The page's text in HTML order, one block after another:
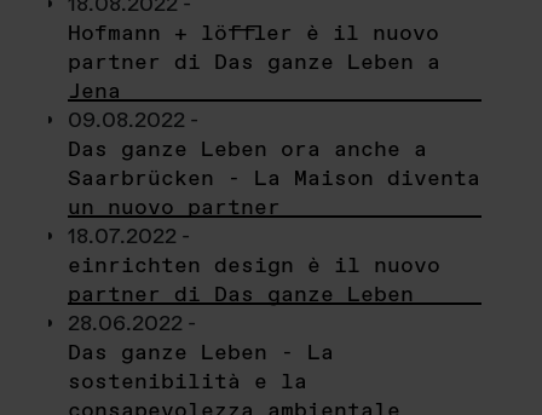
Hofmann + löffler è il nuovo
partner di Das ganze Leben a
Jena
09.08.2022 -
Das ganze Leben ora anche a
Saarbrücken - La Maison diventa
un nuovo partner
18.07.2022 -
einrichten design è il nuovo
partner di Das ganze Leben
28.06.2022 -
Das ganze Leben - La
sostenibilità e la